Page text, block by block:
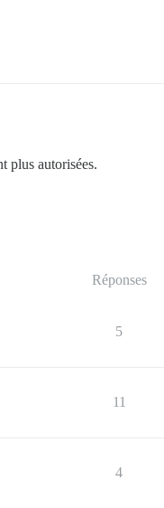
plus autorisées.
Réponses
5
11
4